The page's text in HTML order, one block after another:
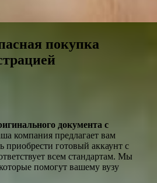
покупка
документа с
компания предлагает вам
готовый аккаунт с
всем стандартам. Мы
помогут вашему вузу